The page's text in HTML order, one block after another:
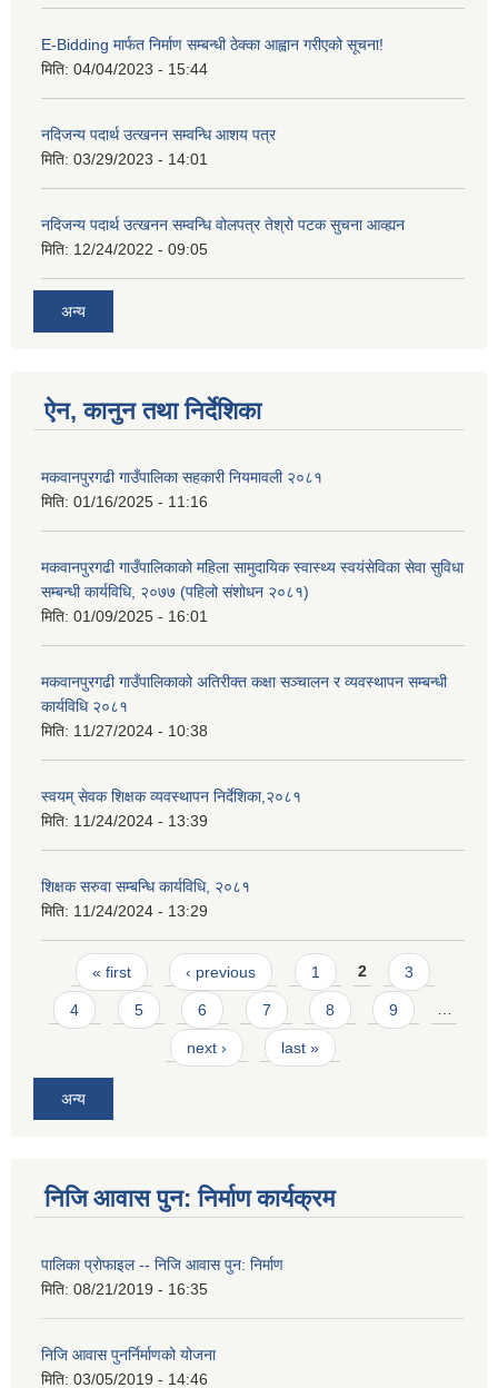
E-Bidding मार्फत निर्माण सम्बन्धी ठेक्का आह्वान गरीएको सूचना!
मिति: 04/04/2023 - 15:44
नदिजन्य पदार्थ उत्खनन सम्वन्धि आशय पत्र
मिति: 03/29/2023 - 14:01
नदिजन्य पदार्थ उत्खनन सम्वन्धि वोलपत्र तेश्रो पटक सुचना आव्ह्यन
मिति: 12/24/2022 - 09:05
अन्य
ऐन, कानुन तथा निर्देशिका
मकवानपुरगढी गाउँपालिका सहकारी नियमावली २०८१
मिति: 01/16/2025 - 11:16
मकवानपुरगढी गाउँपालिकाको महिला सामुदायिक स्वास्थ्य स्वयंसेविका सेवा सुविधा
सम्बन्धी कार्यविधि, २०७७ (पहिलो संशोधन २०८१)
मिति: 01/09/2025 - 16:01
मकवानपुरगढी गाउँपालिकाको अतिरीक्त कक्षा सञ्चालन र व्यवस्थापन सम्बन्धी
कार्यविधि २०८१
मिति: 11/27/2024 - 10:38
स्वयम् सेवक शिक्षक व्यवस्थापन निर्देशिका,२०८१
मिति: 11/24/2024 - 13:39
शिक्षक सरुवा सम्बन्धि कार्यविधि, २०८१
मिति: 11/24/2024 - 13:29
Pages
« first ‹ previous 1 2 3
4 5 6 7 8 9 …
next › last »
अन्य
निजि आवास पुन: निर्माण कार्यक्रम
पालिका प्राेफाइल -- निजि आवास पुन: निर्माण
मिति: 08/21/2019 - 16:35
निजि आवास पुनर्निर्माणको योजना
मिति: 03/05/2019 - 14:46